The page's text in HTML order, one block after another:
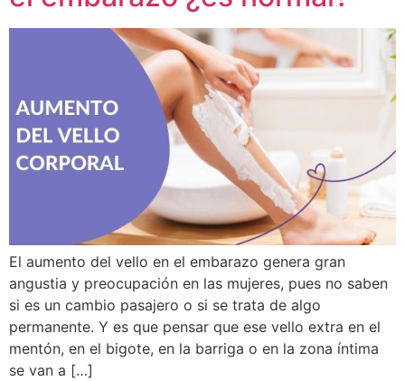
El aumento del vello en el embarazo genera gran
angustia y preocupación en las mujeres, pues no saben
si es un cambio pasajero o si se trata de algo
permanente. Y es que pensar que ese vello extra en el
mentón, en el bigote, en la barriga o en la zona íntima
se van a […]